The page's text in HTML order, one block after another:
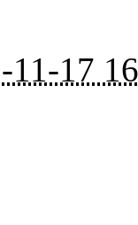
11-17